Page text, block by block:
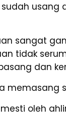
usang
sangat
tidak
dan
memasang
oleh